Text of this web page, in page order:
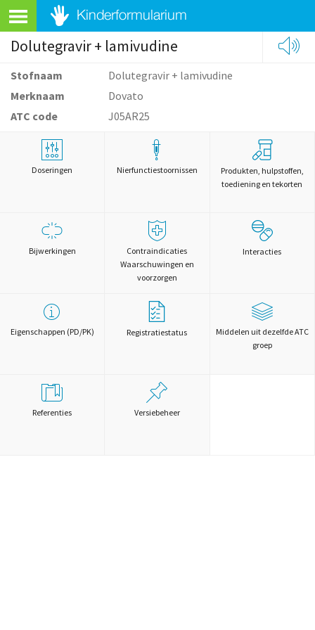
Dolutegravir + lamivudine
Stofnaam
Dolutegravir + lamivudine
Merknaam
Dovato
ATC code
J05AR25
Doseringen Nierfunctiestoornissen
Produkten, hulpstoffen,
toediening en tekorten
Bijwerkingen
Contraindicaties
Waarschuwingen en
voorzorgen
Interacties
Eigenschappen (PD/PK) Registratiestatus
Middelen uit dezelfde ATC
groep
Referenties Versiebeheer